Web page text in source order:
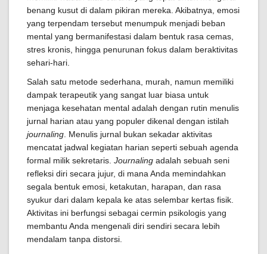
benang kusut di dalam pikiran mereka. Akibatnya, emosi
yang terpendam tersebut menumpuk menjadi beban
mental yang bermanifestasi dalam bentuk rasa cemas,
stres kronis, hingga penurunan fokus dalam beraktivitas
sehari-hari.
Salah satu metode sederhana, murah, namun memiliki
dampak terapeutik yang sangat luar biasa untuk
menjaga kesehatan mental adalah dengan rutin menulis
jurnal harian atau yang populer dikenal dengan istilah
journaling . Menulis jurnal bukan sekadar aktivitas
mencatat jadwal kegiatan harian seperti sebuah agenda
formal milik sekretaris. Journaling adalah sebuah seni
refleksi diri secara jujur, di mana Anda memindahkan
segala bentuk emosi, ketakutan, harapan, dan rasa
syukur dari dalam kepala ke atas selembar kertas fisik.
Aktivitas ini berfungsi sebagai cermin psikologis yang
membantu Anda mengenali diri sendiri secara lebih
mendalam tanpa distorsi.